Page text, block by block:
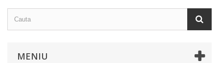
MENIU